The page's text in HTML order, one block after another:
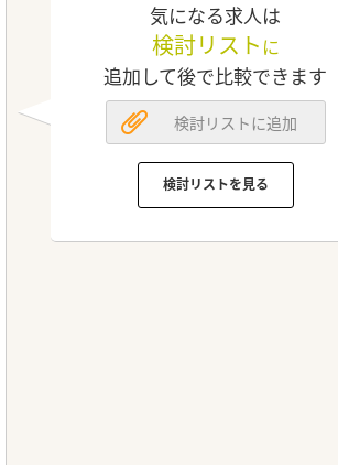
気になる求人は
検討リスト に
追加して後で比較できます
検討リストに追加
検討リストを見る